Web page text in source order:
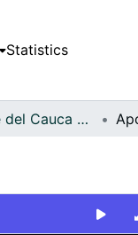
Statistics
FFDO - Valle del Cauca - Patrimonial